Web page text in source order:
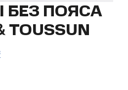
БЕЗ ПОЯСА
TOUSSUN